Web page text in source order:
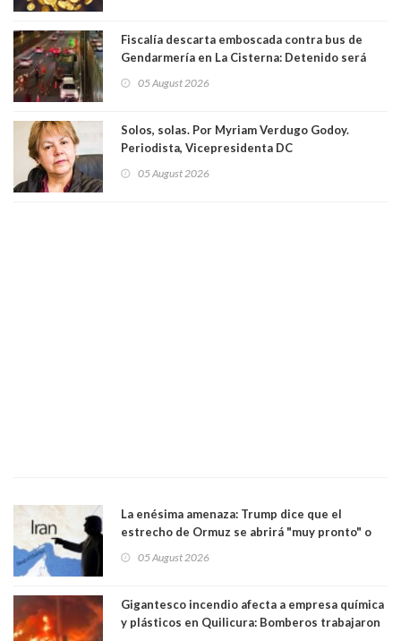
Fiscalía descarta emboscada contra bus de
Gendarmería en La Cisterna: Detenido será
05 August 2026
Solos, solas. Por Myriam Verdugo Godoy.
Periodista, Vicepresidenta DC
05 August 2026
La enésima amenaza: Trump dice que el
estrecho de Ormuz se abrirá "muy pronto" o
05 August 2026
Gigantesco incendio afecta a empresa química
y plásticos en Quilicura: Bomberos trabajaron